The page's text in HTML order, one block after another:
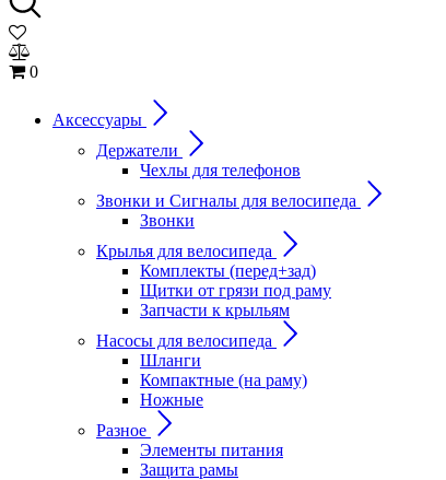
0
Аксессуары
Держатели
Чехлы для телефонов
Звонки и Сигналы для велосипеда
Звонки
Крылья для велосипеда
Комплекты (перед+зад)
Щитки от грязи под раму
Запчасти к крыльям
Насосы для велосипеда
Шланги
Компактные (на раму)
Ножные
Разное
Элементы питания
Защита рамы